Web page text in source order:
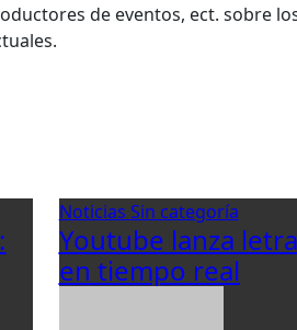
de eventos, ect. sobre
Noticias Sin categoría
Youtube lanza
en tiempo real